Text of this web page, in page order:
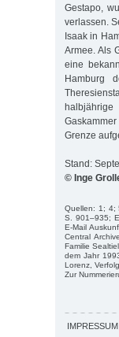
Gestapo,
verlassen.
Isaak in
Armee. Als
eine
Hamburg
Grenze
Stand:
© Inge
Quellen: 1; 4;
S. 901–935;
E-Mail
Central
Familie
dem Jahr
Lorenz,
Zur